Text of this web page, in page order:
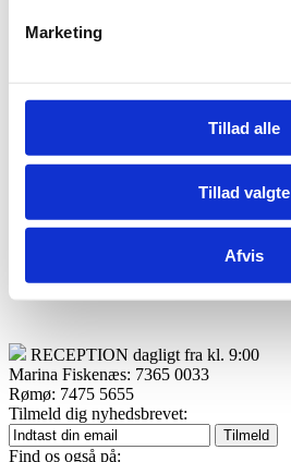
Marketing
Tillad alle
Tillad valgte
Afvis
Entrance
Water Park
Anker’s Restaurant
Private Celebrations
Golf
Del denne side på facebook
RECEPTION dagligt fra kl. 9:00
Marina Fiskenæs: 7365 0033
Rømø: 7475 5655
Tilmeld dig nyhedsbrevet:
Find os også på: